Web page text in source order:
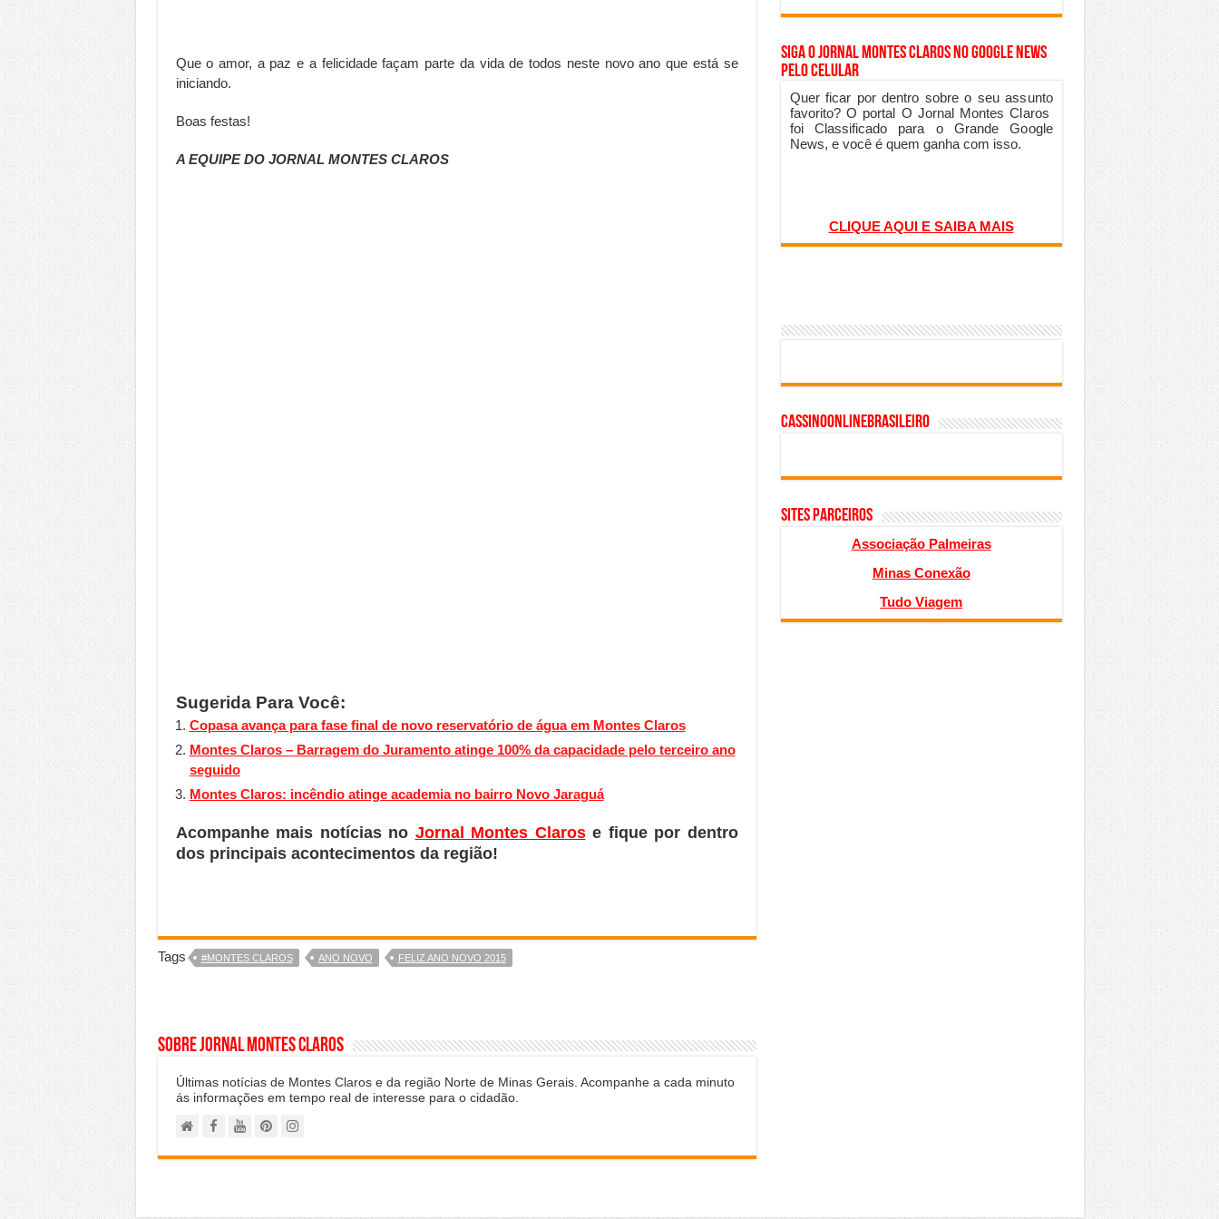
Que o amor, a paz e a felicidade façam parte da vida de todos neste novo ano que está se
iniciando.
Boas festas!
A EQUIPE DO JORNAL MONTES CLAROS
Sugerida Para Você:
Copasa avança para fase final de novo reservatório de água em Montes Claros
Montes Claros – Barragem do Juramento atinge 100% da capacidade pelo terceiro ano
seguido
Montes Claros: incêndio atinge academia no bairro Novo Jaraguá
Acompanhe mais notícias no Jornal Montes Clarose fique por dentro
dos principais acontecimentos da região!
Tags #MONTES CLAROS ANO NOVO FELIZ ANO NOVO 2015
Sobre Jornal Montes Claros
Últimas notícias de Montes Claros e da região Norte de Minas Gerais. Acompanhe a cada minuto
ás informações em tempo real de interesse para o cidadão.
Siga o Jornal Montes Claros no Google News
pelo Celular
Quer ficar por dentro sobre o seu assunto
favorito? O portal O Jornal Montes Claros
foi Classificado para o Grande Google
News, e você é quem ganha com isso.
CLIQUE AQUI E SAIBA MAIS
cassinoonlinebrasileiro
SITES PARCEIROS
Associação Palmeiras
Minas Conexão
Tudo Viagem